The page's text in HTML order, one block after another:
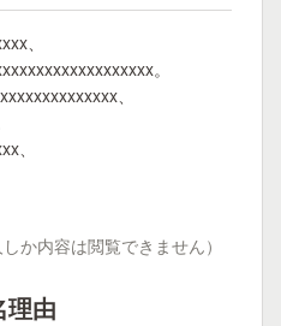
、
。
、
、
か内容は閲覧できません）
理由